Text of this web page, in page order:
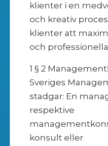
klienter i en
och kreativ
klienter att
och
1 § 2
Sveriges
stadgar: En
respektive
konsult eller